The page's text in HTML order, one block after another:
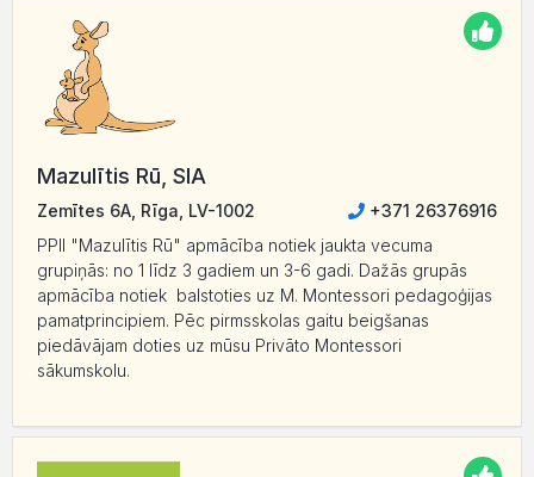
Mazulītis Rū, SIA
Zemītes 6A, Rīga, LV-1002
+371 26376916
PPII "Mazulītis Rū" apmācība notiek jaukta vecuma
grupiņās: no 1 līdz 3 gadiem un 3-6 gadi. Dažās grupās
apmācība notiek balstoties uz M. Montessori pedagoģijas
pamatprincipiem. Pēc pirmsskolas gaitu beigšanas
piedāvājam doties uz mūsu Privāto Montessori
sākumskolu.